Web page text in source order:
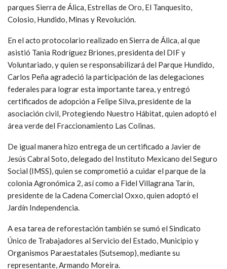
parques Sierra de Álica, Estrellas de Oro, El Tanquesito,
Colosio, Hundido, Minas y Revolución.
En el acto protocolario realizado en Sierra de Álica, al que
asistió Tania Rodríguez Briones, presidenta del DIF y
Voluntariado, y quien se responsabilizará del Parque Hundido,
Carlos Peña agradeció la participación de las delegaciones
federales para lograr esta importante tarea, y entregó
certificados de adopción a Felipe Silva, presidente de la
asociación civil, Protegiendo Nuestro Hábitat, quien adoptó el
área verde del Fraccionamiento Las Colinas.
De igual manera hizo entrega de un certificado a Javier de
Jesús Cabral Soto, delegado del Instituto Mexicano del Seguro
Social (IMSS), quien se comprometió a cuidar el parque de la
colonia Agronómica 2, así como a Fidel Villagrana Tarín,
presidente de la Cadena Comercial Oxxo, quien adoptó el
Jardín Independencia.
A esa tarea de reforestación también se sumó el Sindicato
Único de Trabajadores al Servicio del Estado, Municipio y
Organismos Paraestatales (Sutsemop), mediante su
representante, Armando Moreira.